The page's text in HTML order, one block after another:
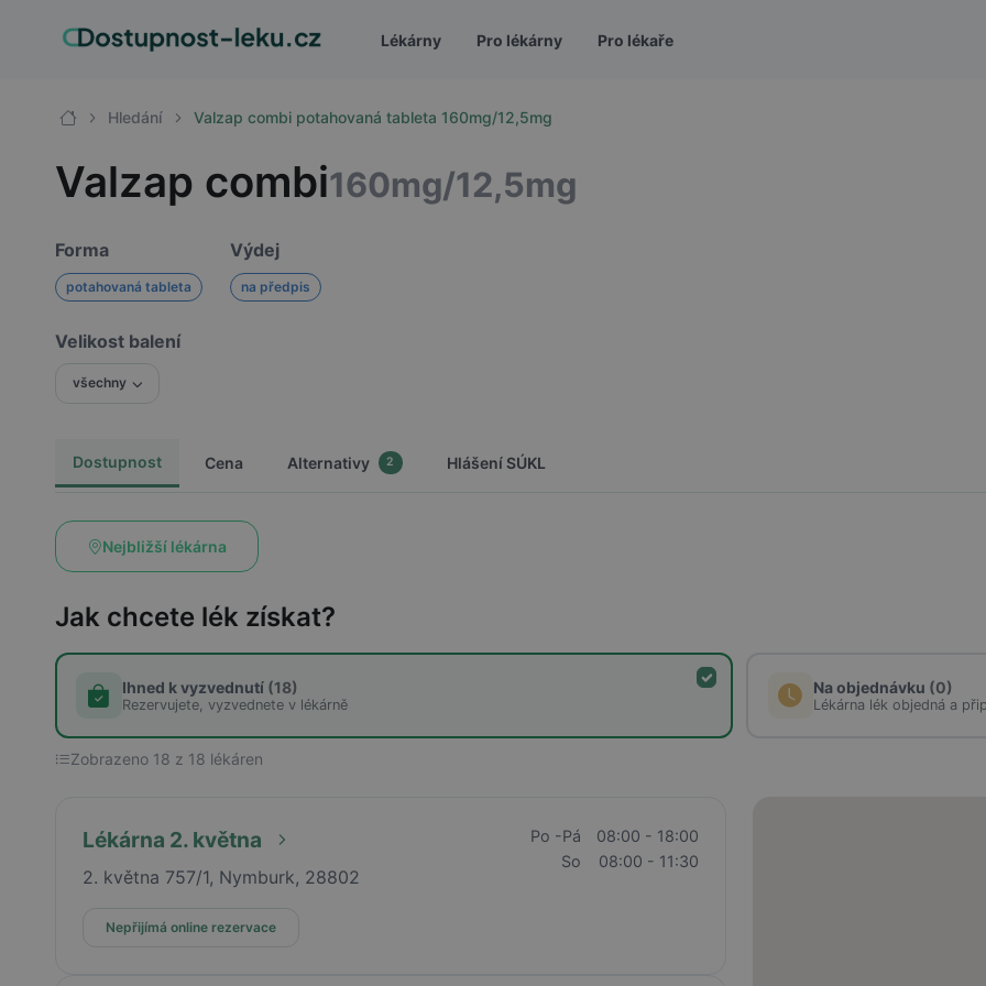
Lékárny Pro lékárny Pro lékaře
Hledání Valzap combi potahovaná tableta 160mg/12,5mg
Valzap combi160mg/12,5mg
Forma
potahovaná tableta
Výdej
na předpis
Velikost balení
všechny
Dostupnost Cena Alternativy 2 Hlášení SÚKL
Nejbližší lékárna
Jak chcete lék získat?
Ihned k vyzvednutí (18)
Rezervujete, vyzvednete v lékárně
Na objednávku (0)
Lékárna lék objedná a
Zobrazeno 18 z 18 lékáren
Lékárna 2. května
2. května 757/1, Nymburk, 28802
Po -Pá
08:00 - 18:00
So
08:00 - 11:30
Nepřijímá online rezervace